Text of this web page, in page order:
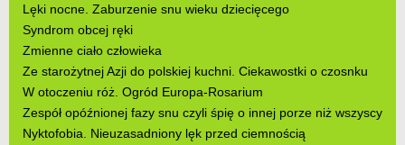
Lęki nocne. Zaburzenie snu wieku dziecięcego
Syndrom obcej ręki
Zmienne ciało człowieka
Ze starożytnej Azji do polskiej kuchni. Ciekawostki o czosnku
W otoczeniu róż. Ogród Europa-Rosarium
Zespół opóźnionej fazy snu czyli śpię o innej porze niż wszyscy
Nyktofobia. Nieuzasadniony lęk przed ciemnością